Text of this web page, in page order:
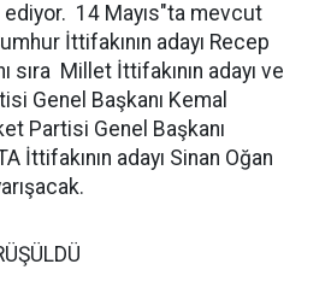
ediyor. 14 Mayıs"ta mevcut
İttifakının adayı Recep
sıra Millet İttifakının adayı ve
Genel Başkanı Kemal
Partisi Genel Başkanı
İttifakının adayı Sinan Oğan